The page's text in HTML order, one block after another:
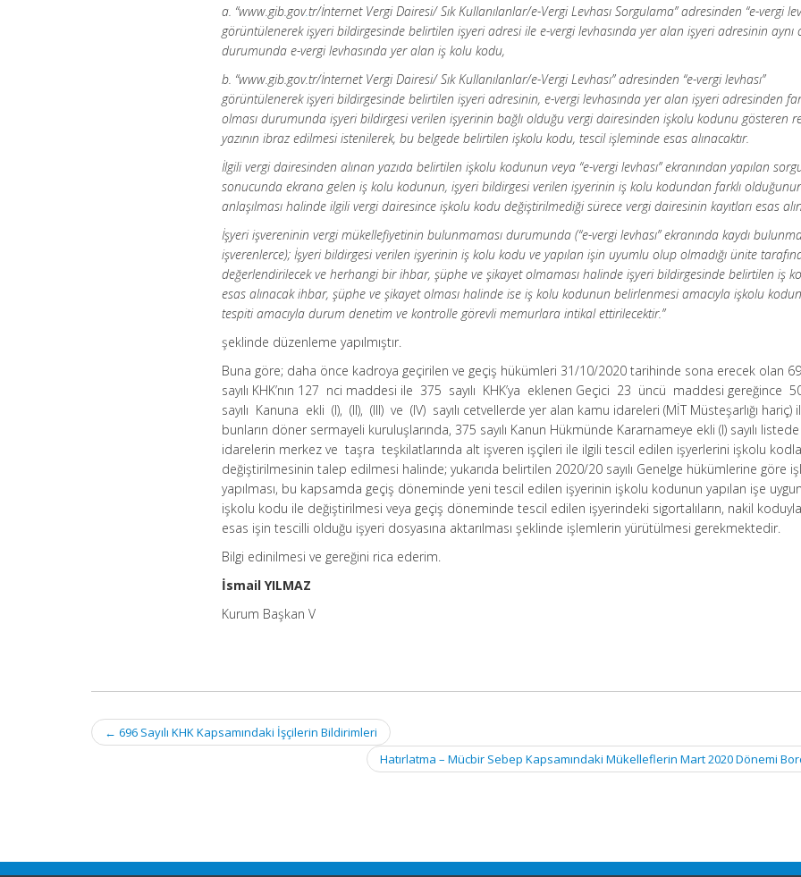
a. “www.gib.gov.tr/İnternet Vergi Dairesi/ Sık Kullanılanlar/e-Vergi Levhası Sorgulama” adresinden “e-vergi
görüntülenerek işyeri bildirgesinde belirtilen işyeri adresi ile e-vergi levhasında yer alan işyeri adresinin aynı
durumunda e-vergi levhasında yer alan iş kolu kodu,
b. “www.gib.gov.tr/İnternet Vergi Dairesi/ Sık Kullanılanlar/e-Vergi Levhası” adresinden “e-vergi levhası”
görüntülenerek işyeri bildirgesinde belirtilen işyeri adresinin, e-vergi levhasında yer alan işyeri adresinden
olması durumunda işyeri bildirgesi verilen işyerinin bağlı olduğu vergi dairesinden işkolu kodunu gösteren
yazının ibraz edilmesi istenilerek, bu belgede belirtilen işkolu kodu, tescil işleminde esas alınacaktır.
İlgili vergi dairesinden alınan yazıda belirtilen işkolu kodunun veya “e-vergi levhası” ekranından yapılan
sonucunda ekrana gelen iş kolu kodunun, işyeri bildirgesi verilen işyerinin iş kolu kodundan farklı
anlaşılması halinde ilgili vergi dairesince işkolu kodu değiştirilmediği sürece vergi dairesinin kayıtları esas
İşyeri işvereninin vergi mükellefiyetinin bulunmaması durumunda (“e-vergi levhası” ekranında kaydı
işverenlerce); İşyeri bildirgesi verilen işyerinin iş kolu kodu ve yapılan işin uyumlu olup olmadığı ünite
değerlendirilecek ve herhangi bir ihbar, şüphe ve şikayet olmaması halinde işyeri bildirgesinde belirtilen iş
esas alınacak ihbar, şüphe ve şikayet olması halinde ise iş kolu kodunun belirlenmesi amacıyla işkolu
tespiti amacıyla durum denetim ve kontrolle görevli memurlara intikal ettirilecektir.”
şeklinde düzenleme yapılmıştır.
Buna göre; daha önce kadroya geçirilen ve geçiş hükümleri 31/10/2020 tarihinde sona erecek olan
sayılı KHK’nın 127 nci maddesi ile 375 sayılı KHK’ya eklenen Geçici 23 üncü maddesi gereğince
sayılı Kanuna ekli (I), (II), (III) ve (IV) sayılı cetvellerde yer alan kamu idareleri (MİT Müsteşarlığı hariç)
bunların döner sermayeli kuruluşlarında, 375 sayılı Kanun Hükmünde Kararnameye ekli (I) sayılı
idarelerin merkez ve taşra teşkilatlarında alt işveren işçileri ile ilgili tescil edilen işyerlerini işkolu
değiştirilmesinin talep edilmesi halinde; yukarıda belirtilen 2020/20 sayılı Genelge hükümlerine göre
yapılması, bu kapsamda geçiş döneminde yeni tescil edilen işyerinin işkolu kodunun yapılan işe
işkolu kodu ile değiştirilmesi veya geçiş döneminde tescil edilen işyerindeki sigortalıların, nakil
esas işin tescilli olduğu işyeri dosyasına aktarılması şeklinde işlemlerin yürütülmesi gerekmektedir.
Bilgi edinilmesi ve gereğini rica ederim.
İsmail YILMAZ
Kurum Başkan V
Post
navigation
← 696 Sayılı KHK Kapsamındaki İşçilerin Bildirimleri
Hatırlatma – Mücbir Sebep Kapsamındaki Mükelleflerin Mart 2020 Dönemi